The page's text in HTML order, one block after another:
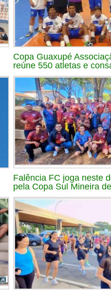
Copa Guaxupé
reúne 550 atletas e
Falência FC joga neste
pela Copa Sul Mineira